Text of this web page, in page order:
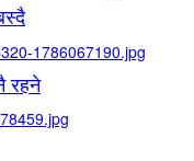
रहने